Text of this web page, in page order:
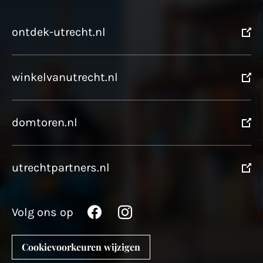
ontdek-utrecht.nl
winkelvanutrecht.nl
domtoren.nl
utrechtpartners.nl
Volg ons op
Cookievoorkeuren wijzigen